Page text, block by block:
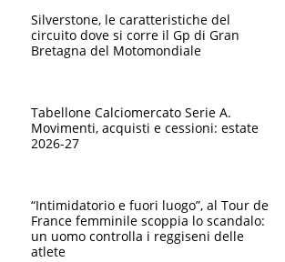
Silverstone, le caratteristiche del
circuito dove si corre il Gp di Gran
Bretagna del Motomondiale
Tabellone Calciomercato Serie A.
Movimenti, acquisti e cessioni: estate
2026-27
“Intimidatorio e fuori luogo”, al Tour de
France femminile scoppia lo scandalo:
un uomo controlla i reggiseni delle
atlete